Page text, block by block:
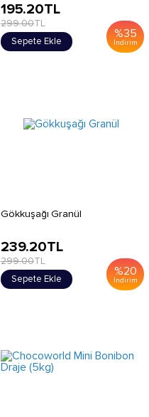
%35
İndirim
195.20TL
299.00TL
Sepete Ekle
Gökkuşağı Granül
%20
İndirim
239.20TL
299.00TL
Sepete Ekle